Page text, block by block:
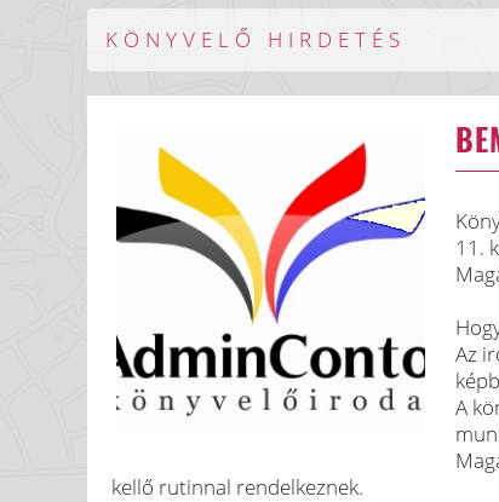
KÖNYVELŐ HIRDETÉS
11.
Az
A
kellő rutinnal rendelkeznek.